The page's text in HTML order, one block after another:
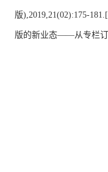
版),2019,21(02):175-
版的新业态——从专栏订